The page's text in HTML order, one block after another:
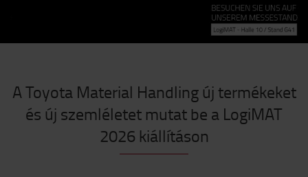
A Toyota Material Handling új termékeket
és új szemléletet mutat be a LogiMAT
2026 kiállításon